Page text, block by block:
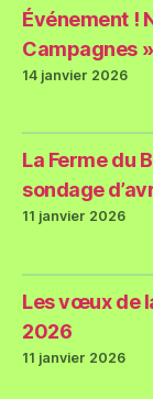
Événement !
Campagnes »
14 janvier 2026
La Ferme du
sondage
11 janvier 2026
Les vœux de
2026
11 janvier 2026